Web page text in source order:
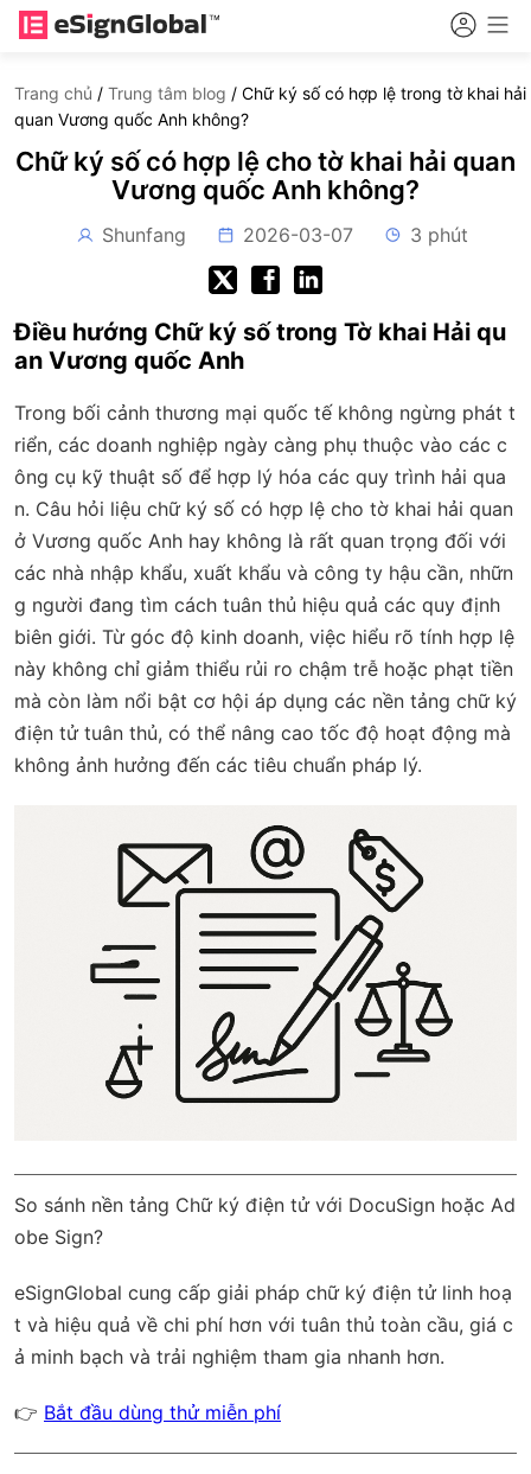
Trang chủ / Trung tâm blog / Chữ ký số có hợp lệ trong tờ khai hải
quan Vương quốc Anh không?
Chữ ký số có hợp lệ cho tờ khai hải quan
Vương quốc Anh không?
Shunfang 2026-03-07 3 phút
Điều hướng Chữ ký số trong Tờ khai Hải qu
an Vương quốc Anh
Trong bối cảnh thương mại quốc tế không ngừng phát t
riển, các doanh nghiệp ngày càng phụ thuộc vào các c
ông cụ kỹ thuật số để hợp lý hóa các quy trình hải qua
n. Câu hỏi liệu chữ ký số có hợp lệ cho tờ khai hải quan
ở Vương quốc Anh hay không là rất quan trọng đối với
các nhà nhập khẩu, xuất khẩu và công ty hậu cần, nhữn
g người đang tìm cách tuân thủ hiệu quả các quy định
biên giới. Từ góc độ kinh doanh, việc hiểu rõ tính hợp lệ
này không chỉ giảm thiểu rủi ro chậm trễ hoặc phạt tiền
mà còn làm nổi bật cơ hội áp dụng các nền tảng chữ ký
điện tử tuân thủ, có thể nâng cao tốc độ hoạt động mà
không ảnh hưởng đến các tiêu chuẩn pháp lý.
So sánh nền tảng Chữ ký điện tử với DocuSign hoặc Ad
obe Sign?
eSignGlobal cung cấp giải pháp chữ ký điện tử linh hoạ
t và hiệu quả về chi phí hơn với tuân thủ toàn cầu, giá c
ả minh bạch và trải nghiệm tham gia nhanh hơn.
👉 Bắt đầu dùng thử miễn phí